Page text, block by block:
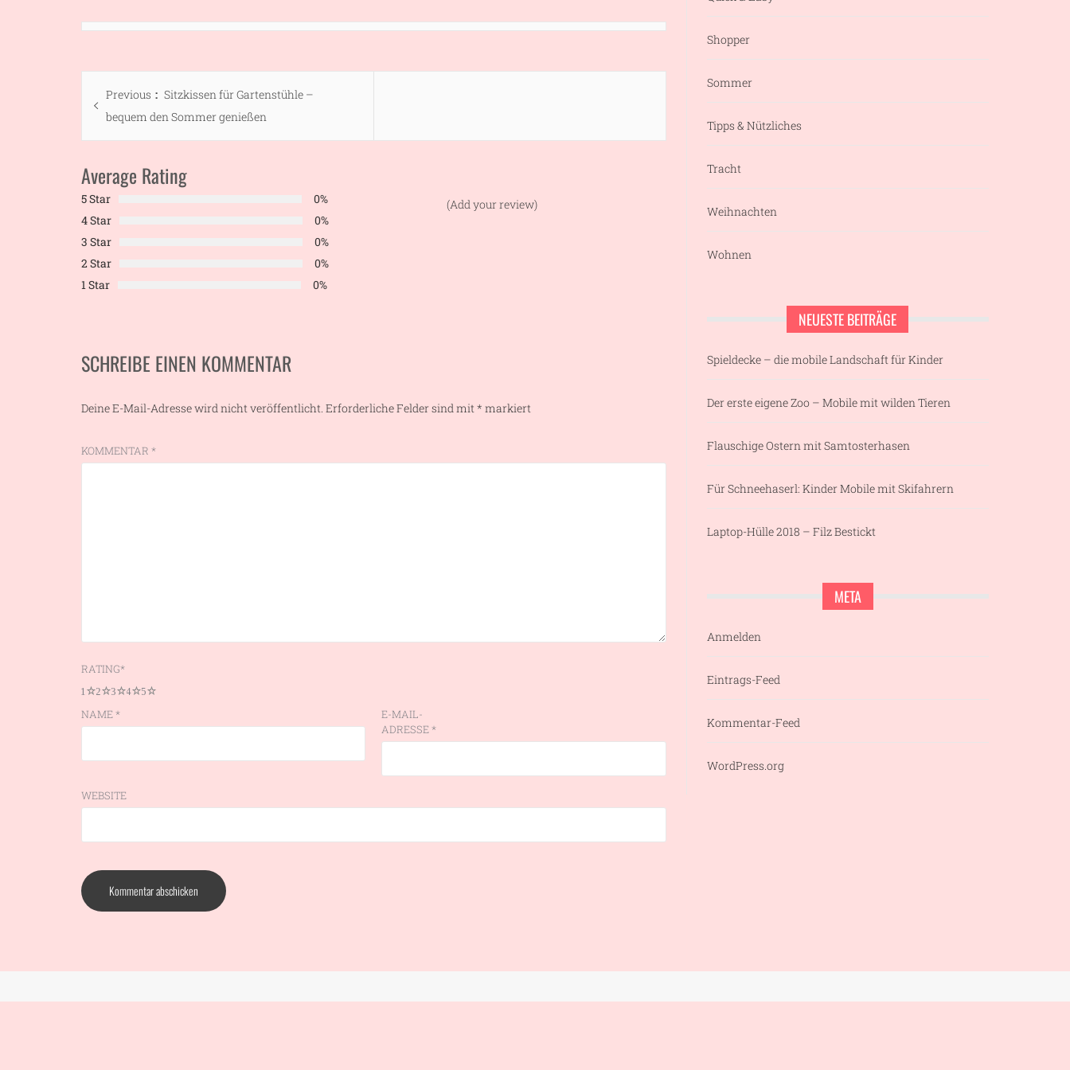
Beitragsnavigation
Previous
Previous
post:
Sitzkissen für Gartenstühle –
bequem den Sommer genießen
Average Rating
5 Star
0%
4 Star
0%
3 Star
0%
2 Star
0%
1 Star
0%
(Add your review)
SCHREIBE EINEN KOMMENTAR
Deine E-Mail-Adresse wird nicht veröffentlicht. Erforderliche Felder sind mit* markiert
KOMMENTAR *
RATING*
5
4
3
2
1
NAME*
E-MAIL-
ADRESSE*
WEBSITE
Shopper
Sommer
Tipps & Nützliches
Tracht
Weihnachten
Wohnen
NEUESTE BEITRÄGE
Spieldecke – die mobile Landschaft für Kinder
Der erste eigene Zoo – Mobile mit wilden Tieren
Flauschige Ostern mit Samtosterhasen
Für Schneehaserl: Kinder Mobile mit Skifahrern
Laptop-Hülle 2018 – Filz Bestickt
META
Anmelden
Eintrags-Feed
Kommentar-Feed
WordPress.org